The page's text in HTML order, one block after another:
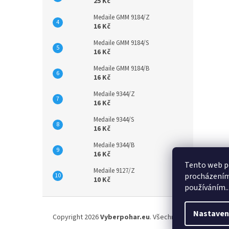
Tento web
Medaile GMM 9184/Z
16 Kč
Medaile GMM 9184/S
16 Kč
Medaile GMM 9184/B
16 Kč
Medaile 9344/Z
16 Kč
Medaile 9344/S
16 Kč
Medaile 9344/B
16 Kč
Medaile 9127/Z
10 Kč
Copyright 2026Vyberpohar.eu. Všechna práva